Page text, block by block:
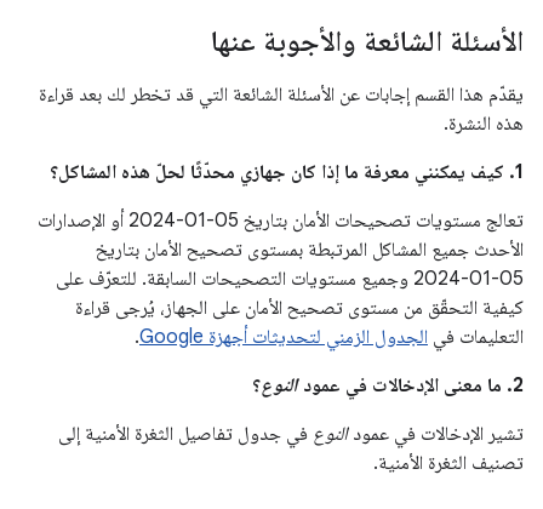
الأسئلة الشائعة والأجوبة عنها
يقدّم هذا القسم إجابات عن الأسئلة الشائعة التي قد تخطر لك بعد قراءة
هذه النشرة.
1. كيف يمكنني معرفة ما إذا كان جهازي محدّثًا لحلّ هذه المشاكل؟
تعالج مستويات تصحيحات الأمان بتاريخ 05‏-01‏-2024 أو الإصدارات
الأحدث جميع المشاكل المرتبطة بمستوى تصحيح الأمان بتاريخ
05‏-01‏-2024 وجميع مستويات التصحيحات السابقة. للتعرّف على
كيفية التحقّق من مستوى تصحيح الأمان على الجهاز، يُرجى قراءة
التعليمات في الجدول الزمني لتحديثات أجهزة Google
.
2. ما معنى الإدخالات في عمود
النوع؟
تشير الإدخالات في عمودالنوع في جدول تفاصيل الثغرة الأمنية إلى
تصنيف الثغرة الأمنية.